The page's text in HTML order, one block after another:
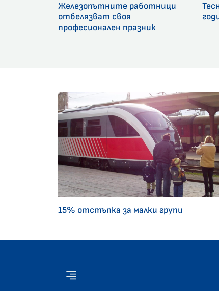
Железопътните работници
отбелязват своя
професионален празник
15% отстъпка за малки групи